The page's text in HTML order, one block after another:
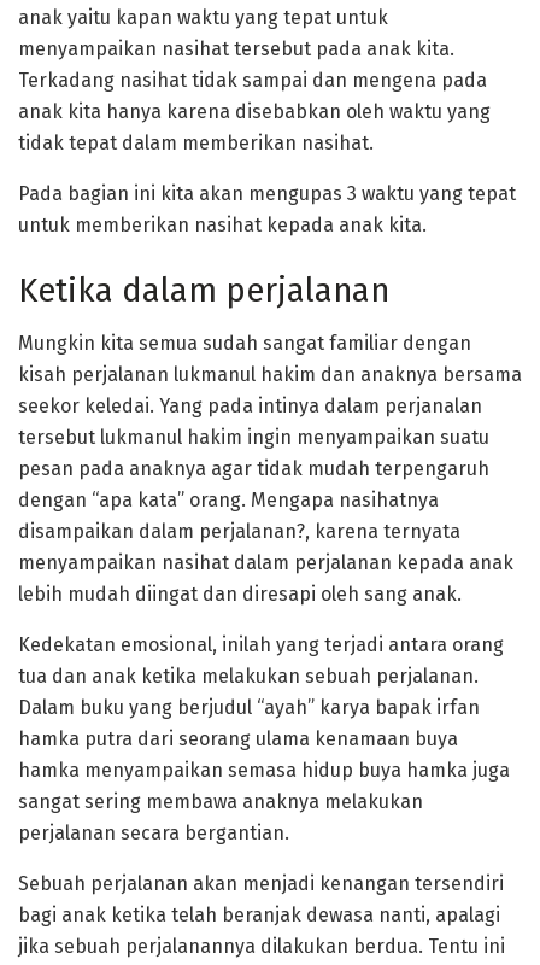
anak yaitu kapan waktu yang tepat untuk
menyampaikan nasihat tersebut pada anak kita.
Terkadang nasihat tidak sampai dan mengena pada
anak kita hanya karena disebabkan oleh waktu yang
tidak tepat dalam memberikan nasihat.
Pada bagian ini kita akan mengupas 3 waktu yang tepat
untuk memberikan nasihat kepada anak kita.
Ketika dalam perjalanan
Mungkin kita semua sudah sangat familiar dengan
kisah perjalanan lukmanul hakim dan anaknya bersama
seekor keledai. Yang pada intinya dalam perjanalan
tersebut lukmanul hakim ingin menyampaikan suatu
pesan pada anaknya agar tidak mudah terpengaruh
dengan “apa kata” orang. Mengapa nasihatnya
disampaikan dalam perjalanan?, karena ternyata
menyampaikan nasihat dalam perjalanan kepada anak
lebih mudah diingat dan diresapi oleh sang anak.
Kedekatan emosional, inilah yang terjadi antara orang
tua dan anak ketika melakukan sebuah perjalanan.
Dalam buku yang berjudul “ayah” karya bapak irfan
hamka putra dari seorang ulama kenamaan buya
hamka menyampaikan semasa hidup buya hamka juga
sangat sering membawa anaknya melakukan
perjalanan secara bergantian.
Sebuah perjalanan akan menjadi kenangan tersendiri
bagi anak ketika telah beranjak dewasa nanti, apalagi
jika sebuah perjalanannya dilakukan berdua. Tentu ini